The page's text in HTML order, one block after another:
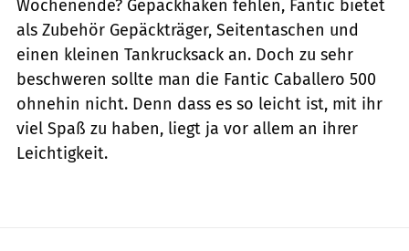
Wochenende? Gepäckhaken fehlen, Fantic bietet
als Zubehör Gepäckträger, Seitentaschen und
einen kleinen Tankrucksack an. Doch zu sehr
beschweren sollte man die Fantic Caballero 500
ohnehin nicht. Denn dass es so leicht ist, mit ihr
viel Spaß zu haben, liegt ja vor allem an ihrer
Leichtigkeit.